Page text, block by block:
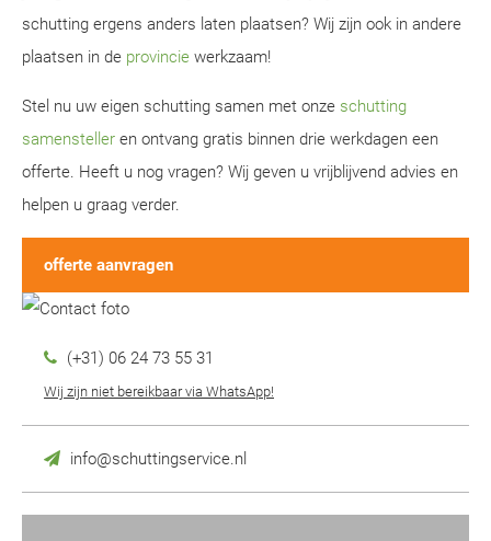
schutting ergens anders laten plaatsen? Wij zijn ook in andere
plaatsen in de provincie werkzaam!
Stel nu uw eigen schutting samen met onze schutting
samensteller en ontvang gratis binnen drie werkdagen een
offerte. Heeft u nog vragen? Wij geven u vrijblijvend advies en
helpen u graag verder.
offerte aanvragen
(+31) 06 24 73 55 31
Wij zijn niet bereikbaar via WhatsApp!
info@schuttingservice.nl